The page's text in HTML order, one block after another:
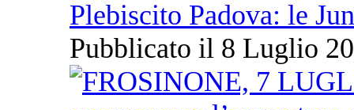
Plebiscito Padova: le
Pubblicato il 8 Luglio